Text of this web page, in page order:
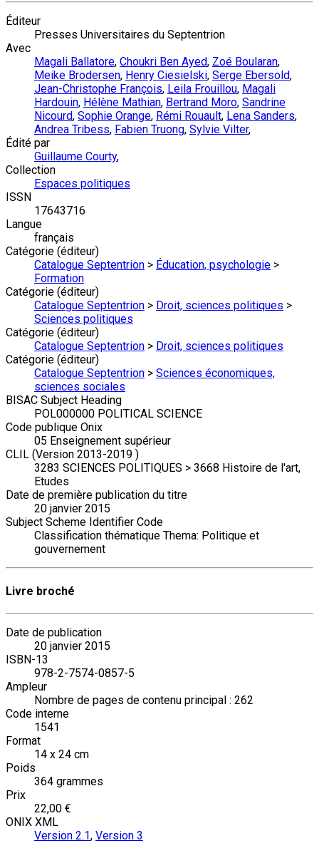
Éditeur
Presses Universitaires du Septentrion
Avec
Magali Ballatore, Choukri Ben Ayed, Zoé Boularan,
Meike Brodersen, Henry Ciesielski, Serge Ebersold,
Jean-Christophe François, Leila Frouillou, Magali
Hardouin, Hélène Mathian, Bertrand Moro, Sandrine
Nicourd, Sophie Orange, Rémi Rouault, Lena Sanders,
Andrea Tribess, Fabien Truong, Sylvie Vilter,
Édité par
Guillaume Courty,
Collection
Espaces politiques
ISSN
17643716
Langue
français
Catégorie (éditeur)
Catalogue Septentrion > Éducation, psychologie >
Formation
Catégorie (éditeur)
Catalogue Septentrion > Droit, sciences politiques >
Sciences politiques
Catégorie (éditeur)
Catalogue Septentrion > Droit, sciences politiques
Catégorie (éditeur)
Catalogue Septentrion > Sciences économiques,
sciences sociales
BISAC Subject Heading
POL000000 POLITICAL SCIENCE
Code publique Onix
05 Enseignement supérieur
CLIL (Version 2013-2019 )
3283 SCIENCES POLITIQUES > 3668 Histoire de l'art,
Etudes
Date de première publication du titre
20 janvier 2015
Subject Scheme Identifier Code
Classification thématique Thema: Politique et
gouvernement
Livre broché
Date de publication
20 janvier 2015
ISBN-13
978-2-7574-0857-5
Ampleur
Nombre de pages de contenu principal : 262
Code interne
1541
Format
14 x 24 cm
Poids
364 grammes
Prix
22,00 €
ONIX XML
Version 2.1, Version 3